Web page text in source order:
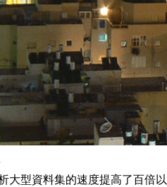
有使用 CPU 的二十分之一，
載全面優化的軟硬體，讓企業
，提供：
大型資料集的速度提高了百倍